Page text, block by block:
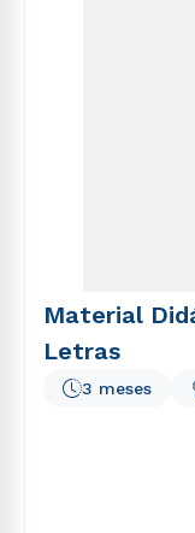
Material
Letras
3 meses